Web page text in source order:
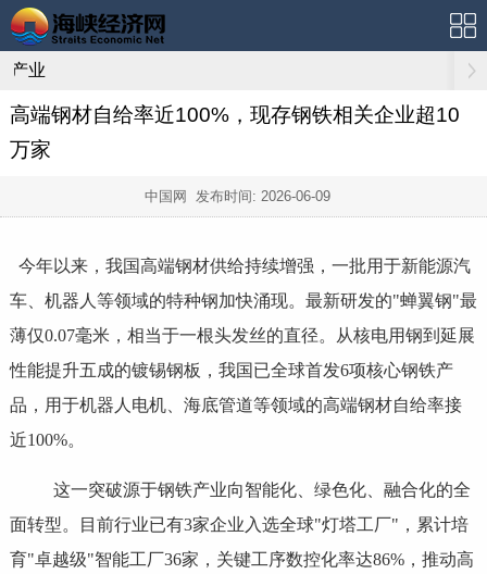
产业
高端钢材自给率近100%，现存钢铁相关企业超10
万家
中国网 发布时间: 2026-06-09
今年以来，我国高端钢材供给持续增强，一批用于新能源汽
车、机器人等领域的特种钢加快涌现。最新研发的"蝉翼钢"最
薄仅0.07毫米，相当于一根头发丝的直径。从核电用钢到延展
性能提升五成的镀锡钢板，我国已全球首发6项核心钢铁产
品，用于机器人电机、海底管道等领域的高端钢材自给率接
近100%。
这一突破源于钢铁产业向智能化、绿色化、融合化的全
面转型。目前行业已有3家企业入选全球"灯塔工厂"，累计培
育"卓越级"智能工厂36家，关键工序数控化率达86%，推动高